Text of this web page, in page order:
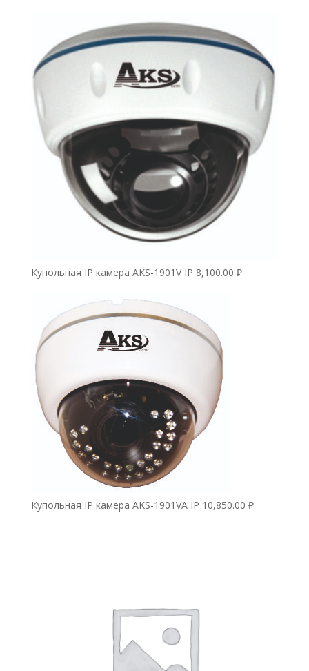
Купольная IP камера AKS-1901V IP 8,100.00 ₽
Купольная IP камера AKS-1901VA IP 10,850.00 ₽